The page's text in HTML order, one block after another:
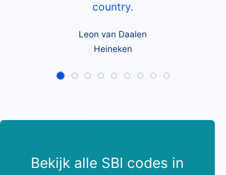
country.
Leon van Daalen
Heineken
Bekijk alle SBI codes in